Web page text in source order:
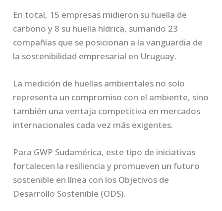
En total, 15 empresas midieron su huella de
carbono y 8 su huella hídrica, sumando 23
compañías que se posicionan a la vanguardia de
la sostenibilidad empresarial en Uruguay.
La medición de huellas ambientales no solo
representa un compromiso con el ambiente, sino
también una ventaja competitiva en mercados
internacionales cada vez más exigentes.
Para GWP Sudamérica, este tipo de iniciativas
fortalecen la resiliencia y promueven un futuro
sostenible en línea con los Objetivos de
Desarrollo Sostenible (ODS).